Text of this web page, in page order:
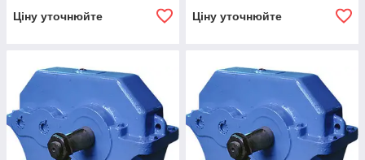
Ціну уточнюйте Ціну уточнюйте